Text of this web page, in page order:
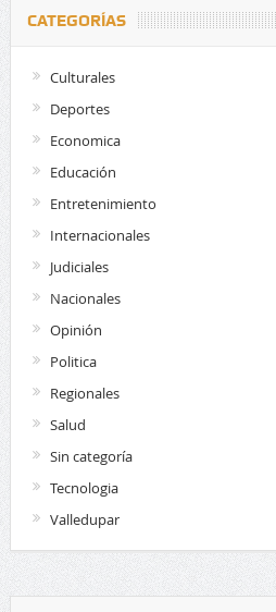
CATEGORÍAS
Culturales
Deportes
Economica
Educación
Entretenimiento
Internacionales
Judiciales
Nacionales
Opinión
Politica
Regionales
Salud
Sin categoría
Tecnologia
Valledupar